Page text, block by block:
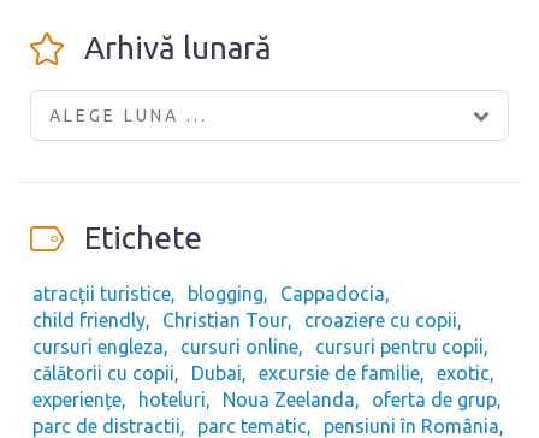
Arhivă lunară
ALEGE LUNA ...
Etichete
atracții turistice blogging
Cappadocia
child friendly
Christian Tour
croaziere cu copii
cursuri engleza
cursuri online
cursuri pentru copii
călătorii cu copii
Dubai excursie de familie
exotic
experiențe
hoteluri Noua Zeelanda
oferta de grup
parc de distractii
parc tematic
pensiuni în România